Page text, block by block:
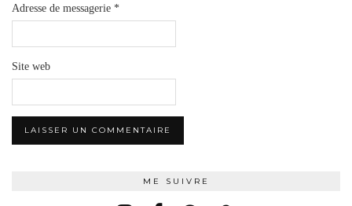
Adresse de messagerie *
Site web
ME SUIVRE